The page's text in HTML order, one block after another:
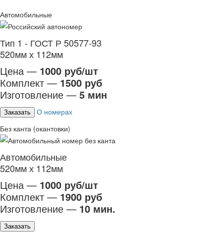
Автомобильные
Тип 1 - ГОСТ Р 50577-93
520мм х 112мм
Цена — 1000 руб/шт
Комплект — 1500 руб
Изготовление — 5 мин
Заказать
О номерах
Без канта (окантовки)
Автомобильные
520мм х 112мм
Цена — 1000 руб/шт
Комплект — 1900 руб
Изготовление — 10 мин.
Заказать